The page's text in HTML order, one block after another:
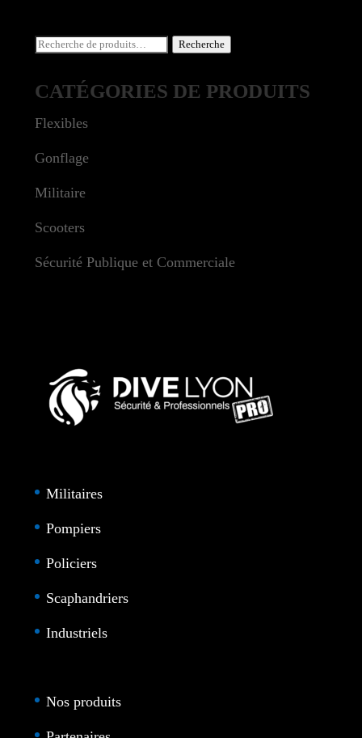
Recherche
Recherche
CATÉGORIES DE PRODUITS
Flexibles
Gonflage
Militaire
Scooters
Sécurité Publique et Commerciale
Militaires
Pompiers
Policiers
Scaphandriers
Industriels
Nos produits